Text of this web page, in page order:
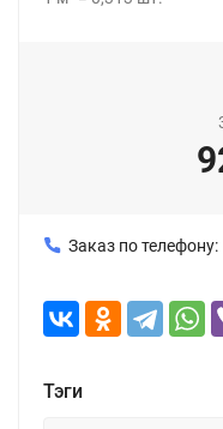
Заказ по телефону:
Тэги